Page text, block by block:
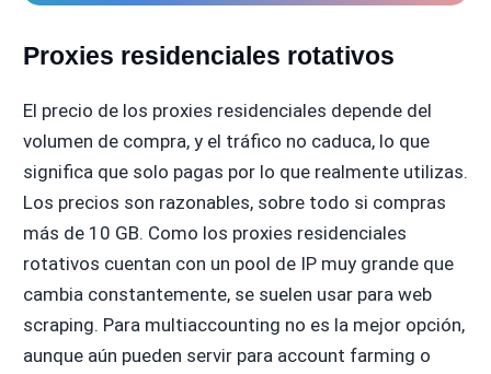
Proxies residenciales rotativos
El precio de los proxies residenciales depende del
volumen de compra, y el tráfico no caduca, lo que
significa que solo pagas por lo que realmente utilizas.
Los precios son razonables, sobre todo si compras
más de 10 GB. Como los proxies residenciales
rotativos cuentan con un pool de IP muy grande que
cambia constantemente, se suelen usar para web
scraping. Para multiaccounting no es la mejor opción,
aunque aún pueden servir para account farming o